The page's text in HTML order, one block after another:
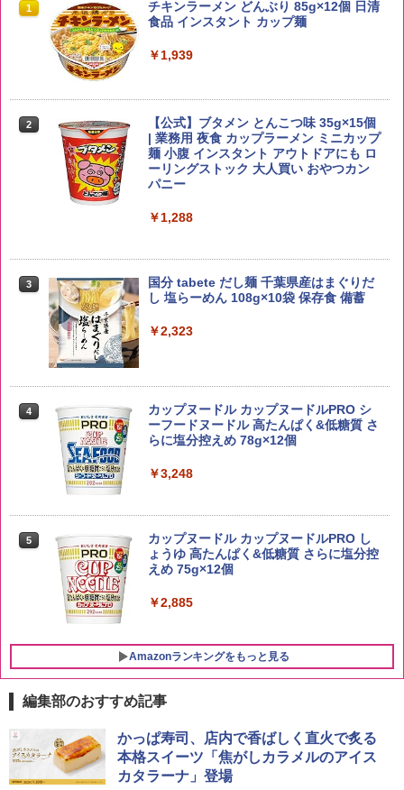
1 by Amazon 国産ブレンド米 精米 5kg
2
野沢農産 無洗米 青い流るる コシヒカリ
5kg 長野県産 令和7年産
￥3,980
3
【在庫処分価格】ももたろう印 無洗米 5
kg 業務用 お米マイスターブレンド
￥2,680
4
新潟ケンベイ【精米】新潟県産にじのき
らめき 5kg 令和7年産
￥5,809
5
by Amazon あきたこまちブレンド 無洗
米 5kg
￥3,396
1
ブラックニッカ ニッカ Nikka ウィスキ
ー4000ml ブラックニッカクリア ウヰス
お得 4リットル
角瓶 2700ml サントリー ウイスキー ハ
イボール 大容量
3
角ハイボール 350ml×24本 サントリー ウ
イスキー ハイボール 缶
￥4,927
4
トリスウイスキー 4000ml サントリー 大
容量 4リットル
5
サントリー シングルモルト ウイスキー
白州 Story of the Distillery 2026 化粧箱
入 700ml
￥19,860
1
チキンラーメン どんぶり 85g×12個 日清
食品 インスタント カップ麺
￥1,939
2
【公式】ブタメン とんこつ味 35g×15個
| 業務用 夜食 カップラーメン ミニカップ
麺 小腹 インスタント アウトドアにも ロ
ーリングストック 大人買い おやつカン
パニー
￥1,288
3
国分 tabete だし麺 千葉県産はまぐりだ
し 塩らーめん 108g×10袋 保存食 備蓄
￥2,323
4
カップヌードル カップヌードルPRO シ
ーフードヌードル 高たんぱく&低糖質 さ
らに塩分控えめ 78g×12個
￥3,248
5
カップヌードル カップヌードルPRO し
ょうゆ 高たんぱく&低糖質 さらに塩分控
えめ 75g×12個
￥2,885
Amazonランキングをもっと見る
[山善] スチームオーブンレンジ 25L 一人
暮らし 二人暮らし フラットテーブル ス
チーム調理 自動メニュー19種搭載 角皿
付き ブラック MRK-F250TSV(B)
編集部のおすすめ記事
かっぱ寿司、店内で香ばしく直火で炙る
本格スイーツ「焦がしカラメルのアイス
カタラーナ」登場